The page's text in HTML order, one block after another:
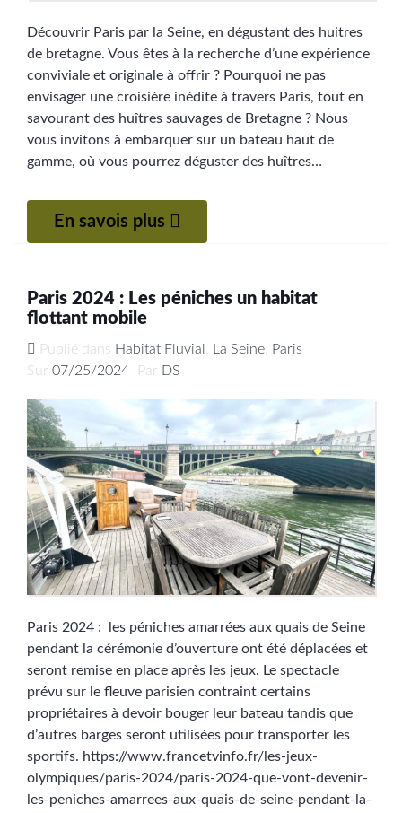
Découvrir Paris par la Seine, en dégustant des huitres
de bretagne. Vous êtes à la recherche d’une expérience
conviviale et originale à offrir ? Pourquoi ne pas
envisager une croisière inédite à travers Paris, tout en
savourant des huîtres sauvages de Bretagne ? Nous
vous invitons à embarquer sur un bateau haut de
gamme, où vous pourrez déguster des huîtres…
En savois plus
Paris 2024 : Les péniches un habitat
flottant mobile
Publié dans Habitat Fluvial La Seine Paris
Sur 07/25/2024 Par DS
Paris 2024 : les péniches amarrées aux quais de Seine
pendant la cérémonie d’ouverture ont été déplacées et
seront remise en place après les jeux. Le spectacle
prévu sur le fleuve parisien contraint certains
propriétaires à devoir bouger leur bateau tandis que
d’autres barges seront utilisées pour transporter les
sportifs. https://www.francetvinfo.fr/les-jeux-
olympiques/paris-2024/paris-2024-que-vont-devenir-
les-peniches-amarrees-aux-quais-de-seine-pendant-la-